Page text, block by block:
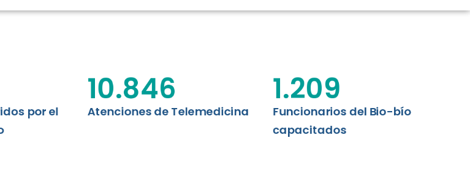
ABORDAJE CLÍNICO EN
I+D+I+E
por el
Atenciones de Telemedicina
10.846
Funcionarios del Bio-bío
capacitados
1.209